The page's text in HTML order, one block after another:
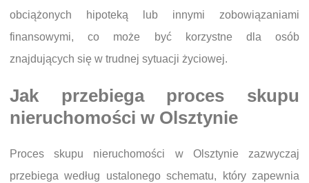
obciążonych hipoteką lub innymi zobowiązaniami
finansowymi, co może być korzystne dla osób
znajdujących się w trudnej sytuacji życiowej.
Jak przebiega proces skupu
nieruchomości w Olsztynie
Proces skupu nieruchomości w Olsztynie zazwyczaj
przebiega według ustalonego schematu, który zapewnia